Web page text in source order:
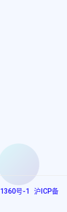
号-1
沪ICP备